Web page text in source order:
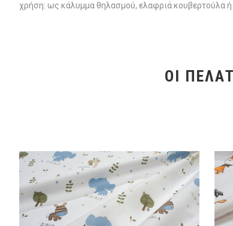
χρήση: ως κάλυμμα θηλασμού, ελαφριά κουβερτούλα ή
ΟΙ